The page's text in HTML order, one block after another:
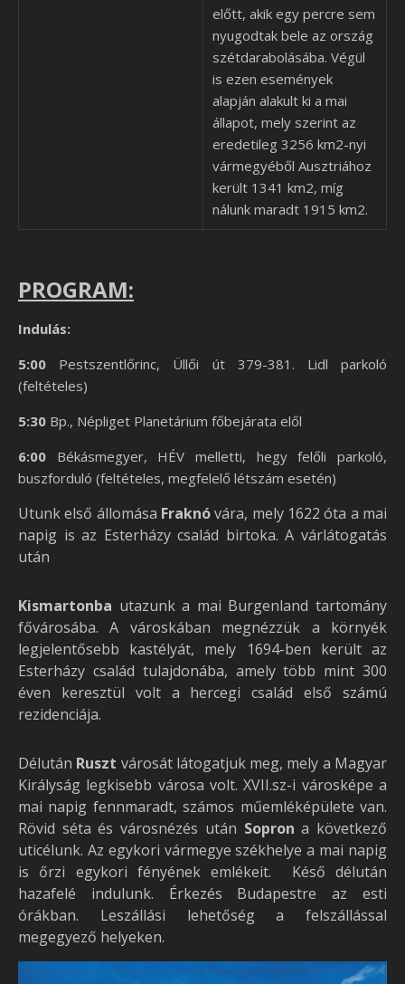
előtt, akik egy percre sem
nyugodtak bele az ország
szétdarabolásába. Végül
is ezen események
alapján alakult ki a mai
állapot, mely szerint az
eredetileg 3256 km2-nyi
vármegyéből Ausztriához
került 1341 km2, míg
nálunk maradt 1915 km2.
PROGRAM:
Indulás:
5:00 Pestszentlőrinc, Üllői út 379-381. Lidl parkoló
(feltételes)
5:30 Bp., Népliget Planetárium főbejárata elől
6:00 Békásmegyer, HÉV melletti, hegy felőli parkoló,
buszforduló (feltételes, megfelelő létszám esetén)
Utunk első állomása Fraknóvára, mely 1622 óta a mai
napig is az Esterházy család birtoka.A várlátogatás
után
Kismartonba utazunk a mai Burgenland tartomány
fővárosába. A városkában megnézzük a környék
legjelentősebb kastélyát, mely 1694-ben került az
Esterházy család tulajdonába, amely több mint 300
éven keresztül volt a hercegi család első számú
rezidenciája.
Délután Ruszt városát látogatjuk meg, mely a Magyar
Királyság legkisebb városa volt. XVII.sz-i városképe a
mai napig fennmaradt, számos műemléképülete van.
Rövid séta és városnézés után Soprona következő
uticélunk. Az egykori vármegye székhelye a mai napig
is őrzi egykori fényének emlékeit. Késő délután
hazafelé indulunk. Érkezés Budapestre az esti
órákban. Leszállási lehetőség a felszállással
megegyező helyeken.